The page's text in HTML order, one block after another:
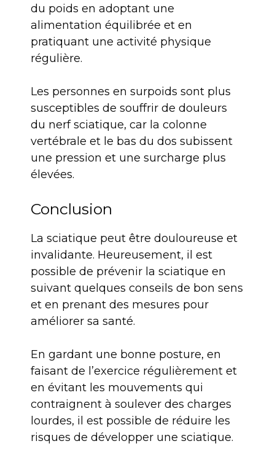
du poids en adoptant une
alimentation équilibrée et en
pratiquant une activité physique
régulière.
Les personnes en surpoids sont plus
susceptibles de souffrir de douleurs
du nerf sciatique, car la colonne
vertébrale et le bas du dos subissent
une pression et une surcharge plus
élevées.
Conclusion
La sciatique peut être douloureuse et
invalidante. Heureusement, il est
possible de prévenir la sciatique en
suivant quelques conseils de bon sens
et en prenant des mesures pour
améliorer sa santé.
En gardant une bonne posture, en
faisant de l’exercice régulièrement et
en évitant les mouvements qui
contraignent à soulever des charges
lourdes, il est possible de réduire les
risques de développer une sciatique.